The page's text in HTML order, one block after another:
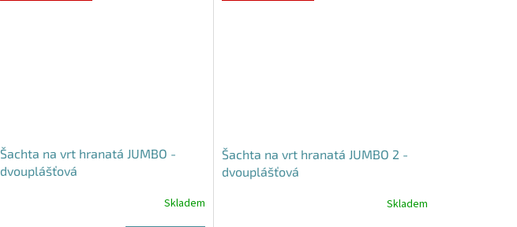
Šachta na vrt hranatá JUMBO -
dvouplášťová
Skladem
Šachta na vrt hranatá JUMBO 2 -
dvouplášťová
Skladem